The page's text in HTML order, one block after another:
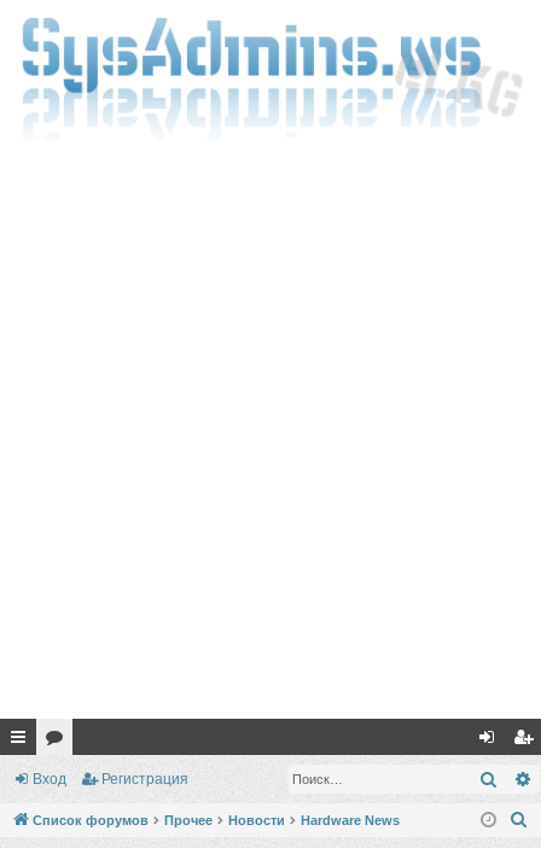
с
ы
ор хо
д
ег
ис
Вход Регистрация
Список форумов Прочее Новости Hardware News